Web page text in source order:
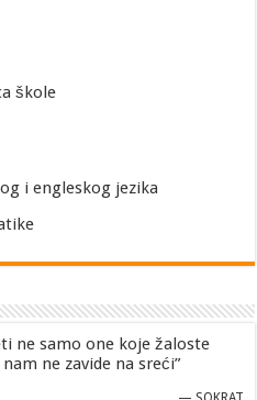
škole
i engleskog jezika
ne samo one koje žaloste
ne zavide na sreći”